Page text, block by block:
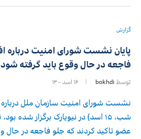
گزارش
پایان نشست شورای امنیت درباره
فاجعه در حال وقوع باید گرفته شود
توسط bokhdi ۱۶ اسد ۱۴۰۰
نشست شورای امنیت سازمان ملل
شب، ۱۵ اسد) در نیویارک برگزار شده
عضو تاکید کردند که جلو فاجعه در حال